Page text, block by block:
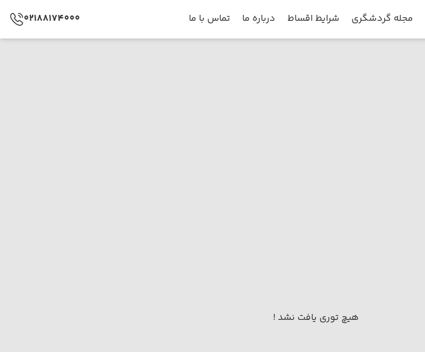
مجله گردشگری شرایط اقساط درباره ما تماس با ما 02188174000
هیچ توری یافت نشد !